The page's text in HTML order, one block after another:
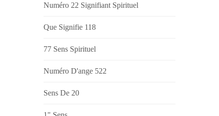
Numéro 22 Signifiant Spirituel
Que Signifie 118
77 Sens Spirituel
Numéro D'ange 522
Sens De 20